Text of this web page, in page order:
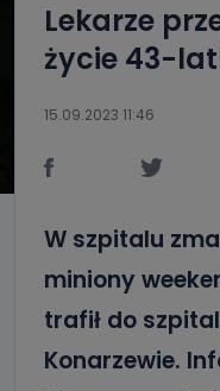
Lekarze
życie 43-
15.09.2023 11:46
W szpitalu
miniony
trafił do
Konarzewie.